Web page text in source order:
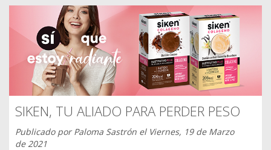
SIKEN, TU ALIADO PARA PERDER PESO
Publicado porPaloma Sastrón el Viernes, 19 de Marzo
de 2021